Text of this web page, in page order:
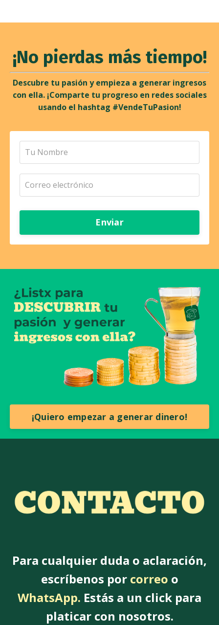
¡No pierdas más tiempo!
Descubre tu pasión y empieza a generar ingresos
con ella. ¡Comparte tu progreso en redes sociales
usando el hashtag #VendeTuPasion!
Enviar
¡Quiero empezar a generar dinero!
Para cualquier duda o aclaración,
escríbenos por correo o
WhatsApp. Estás a un click para
platicar con nosotros.